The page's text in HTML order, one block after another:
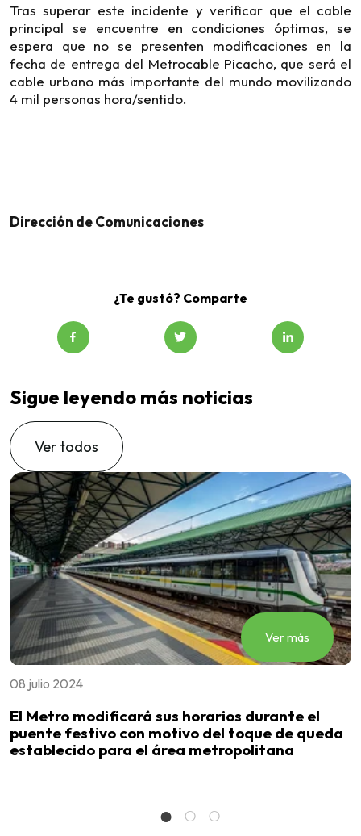
Tras superar este incidente y verificar que el cable
principal se encuentre en condiciones óptimas, se
espera que no se presenten modificaciones en la
fecha de entrega del Metrocable Picacho, que será el
cable urbano más importante del mundo movilizando
4 mil personas hora/sentido.
Dirección de Comunicaciones
¿Te gustó? Comparte
Sigue leyendo más noticias
Ver todos
Ver más
08 julio 2024
El Metro modificará sus horarios durante el
puente festivo con motivo del toque de queda
establecido para el área metropolitana